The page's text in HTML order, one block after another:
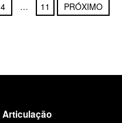
4 … 11 PRÓXIMO
Articulação